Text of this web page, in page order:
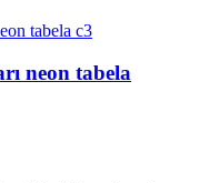
neon tabela